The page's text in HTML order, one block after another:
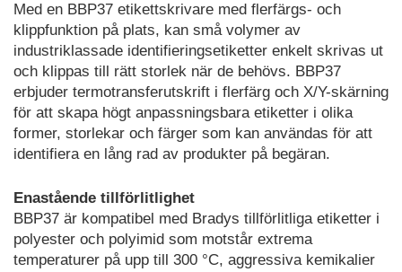
Med en BBP37 etikettskrivare med flerfärgs- och
klippfunktion på plats, kan små volymer av
industriklassade identifieringsetiketter enkelt skrivas ut
och klippas till rätt storlek när de behövs. BBP37
erbjuder termotransferutskrift i flerfärg och X/Y-skärning
för att skapa högt anpassningsbara etiketter i olika
former, storlekar och färger som kan användas för att
identifiera en lång rad av produkter på begäran.
Enastående tillförlitlighet
BBP37 är kompatibel med Bradys tillförlitliga etiketter i
polyester och polyimid som motstår extrema
temperaturer på upp till 300 °C, aggressiva kemikalier